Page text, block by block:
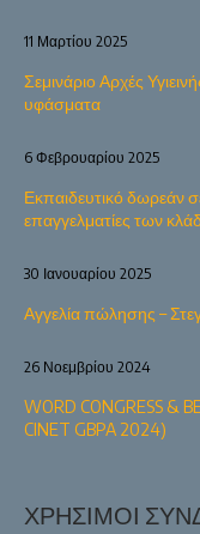
Σεμινάριο Αρχές
υφάσματα
11 Μαρτίου 2025
Εκπαιδευτικό δωρεάν
επαγγελματίες των
6 Φεβρουαρίου 2025
Αγγελία πώλησης –
30 Ιανουαρίου 2025
WORD CONGRESS &
CINET GBPA 2024)
26 Νοεμβρίου 2024
ΧΡΉΣΙΜΟΙ